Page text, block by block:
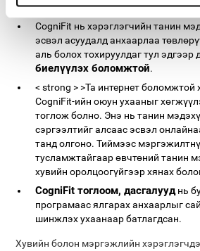
ажлуудыг гүйцэтгэхэд зайлшгүй
CogniFit нь хэрэглэгчийн танин
эсвэл асуудалд анхаарлаа
аль болох тохируулдаг тул эдгээр
биелүүлэх боломжтой.
< strong > >Та интернет боломжтой
CogniFit-ийн оюун ухааныг
тоглож болно. Энэ нь танин
сэргээлтийг алсаас эсвэл
танд олгоно. Тиймээс
тусламжтайгаар өвчтөний танин
хувийн оролцоогүйгээр хянах
CogniFit тоглоом, дасгалууднь
програмаас ялгарах анхаарлыг
шинжлэх ухаанаар батлагдсан.
Хувийн болон мэргэжлийн